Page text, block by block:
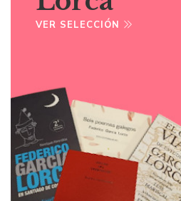
VER SELECCIÓN